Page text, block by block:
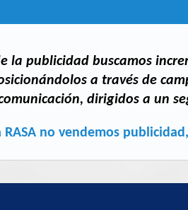
la publicidad buscamos
a través de
dirigidos a un
RASA no vendemos